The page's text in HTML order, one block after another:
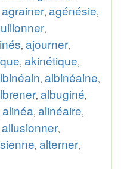
agrainer, agénésie,
,
, ajourner,
, akinétique,
, albinéaine,
, albuginé,
alinéa, alinéaire,
allusionner,
, alterner,